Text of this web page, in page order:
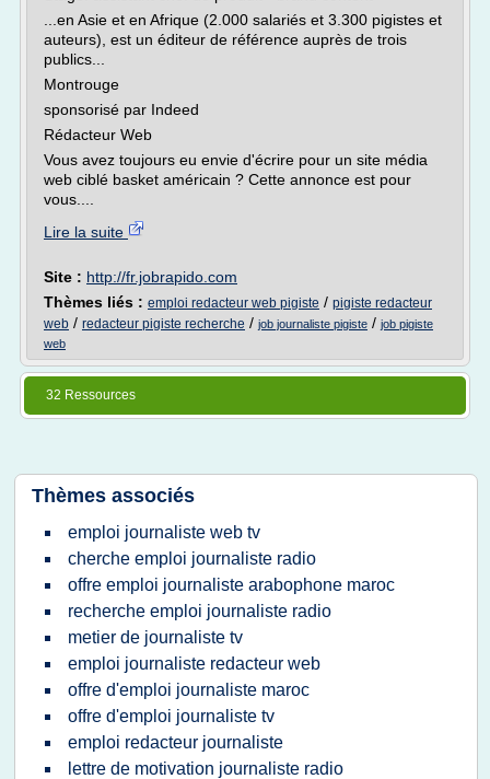
...en Asie et en Afrique (2.000 salariés et 3.300 pigistes et
auteurs), est un éditeur de référence auprès de trois
publics...
Montrouge
sponsorisé par Indeed
Rédacteur Web
Vous avez toujours eu envie d'écrire pour un site média
web ciblé basket américain ? Cette annonce est pour
vous....
Lire la suite
Site : http://fr.jobrapido.com
Thèmes liés : emploi redacteur web pigiste / pigiste redacteur
web / redacteur pigiste recherche / job journaliste pigiste / job pigiste
web
32 Ressources
Thèmes associés
emploi journaliste web tv
cherche emploi journaliste radio
offre emploi journaliste arabophone maroc
recherche emploi journaliste radio
metier de journaliste tv
emploi journaliste redacteur web
offre d'emploi journaliste maroc
offre d'emploi journaliste tv
emploi redacteur journaliste
lettre de motivation journaliste radio